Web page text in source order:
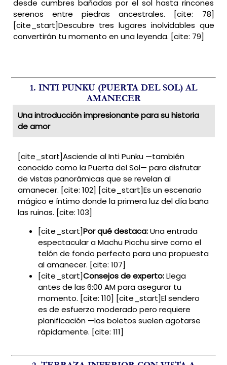
desde cumbres bañadas por el sol hasta rincones
serenos entre piedras ancestrales. [cite: 78]
[cite_start]Descubre tres lugares inolvidables que
convertirán tu momento en una leyenda. [cite: 79]
1. INTI PUNKU (PUERTA DEL SOL) AL
AMANECER
Una introducción impresionante para su historia
de amor
[cite_start]Asciende al Inti Punku —también
conocido como la Puerta del Sol— para disfrutar
de vistas panorámicas que se revelan al
amanecer. [cite: 102] [cite_start]Es un escenario
mágico e íntimo donde la primera luz del día baña
las ruinas. [cite: 103]
[cite_start]Por qué destaca:Una entrada
espectacular a Machu Picchu sirve como el
telón de fondo perfecto para una propuesta
al amanecer. [cite: 107]
[cite_start]Consejos de experto:Llega
antes de las 6:00 AM para asegurar tu
momento. [cite: 110] [cite_start]El sendero
es de esfuerzo moderado pero requiere
planificación —los boletos suelen agotarse
rápidamente. [cite: 111]